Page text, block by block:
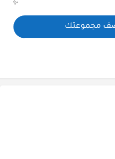
✨
مجموعتك